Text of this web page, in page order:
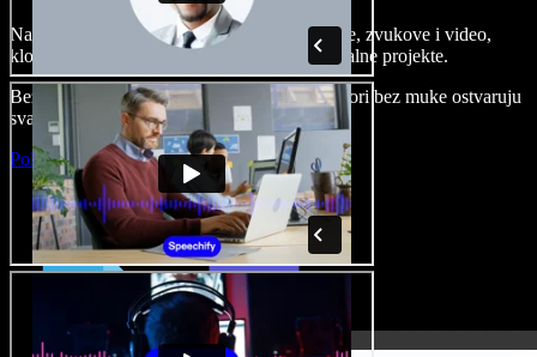
Napravite voice overe, dodajte besplatne slike, zvukove i video,
klonirajte svoj glas i složite sjajne audio-vizualne projekte.
Bez učenja i sve dostupno u pregledniku, autori bez muke ostvaruju
svaku kreativnu ideju.
Pokreni Studio